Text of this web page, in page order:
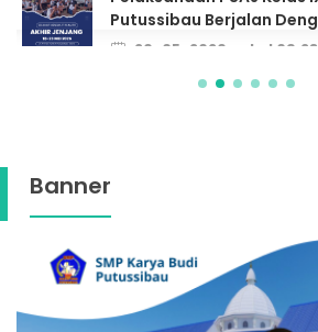
26-05-2026 pukul 09:28
Banner